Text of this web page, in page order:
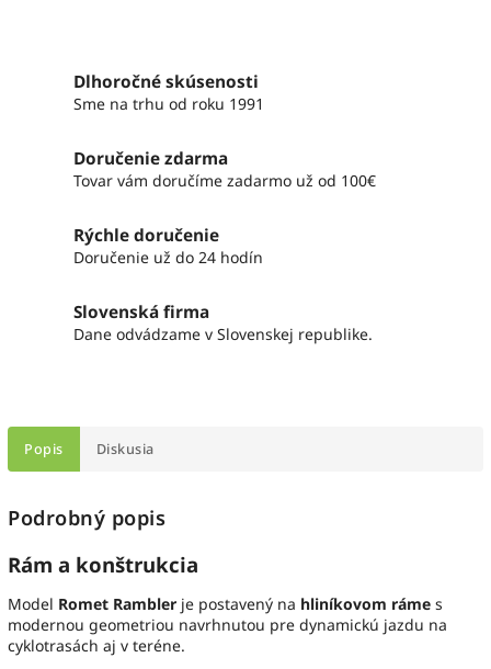
Dlhoročné skúsenosti
Sme na trhu od roku 1991
Doručenie zdarma
Tovar vám doručíme zadarmo už od 100€
Rýchle doručenie
Doručenie už do 24 hodín
Slovenská firma
Dane odvádzame v Slovenskej republike.
Popis Diskusia
Podrobný popis
Rám a konštrukcia
Model Romet Rambler je postavený na hliníkovom ráme s
modernou geometriou navrhnutou pre dynamickú jazdu na
cyklotrasách aj v teréne.